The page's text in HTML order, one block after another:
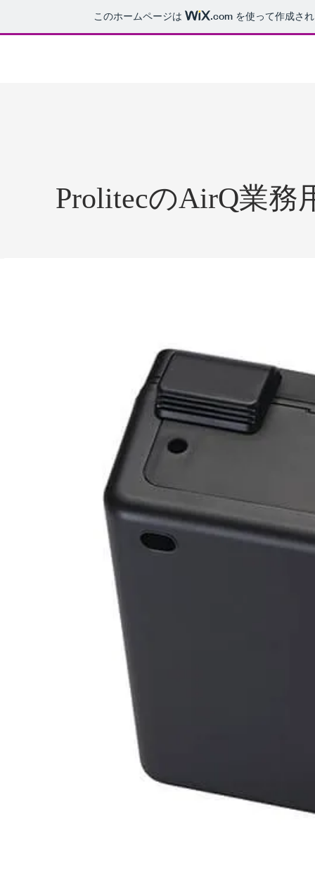
このホームページは .com を使って作成さ
ProlitecのAirQ業務